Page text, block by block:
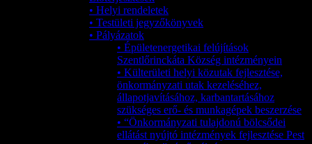
• Helyi rendeletek
• Testületi jegyzőkönyvek
• Pályázatok
• Épületenergetikai felújítások
Szentlőrinckáta Község intézményein
• Külterületi helyi közutak fejlesztése,
önkormányzati utak kezeléséhez,
állapotjavításához, karbantartásához
szükséges erő- és munkagépek beszerzése
• “Önkormányzati tulajdonú bölcsődei
ellátást nyújtó intézmények fejlesztése Pest